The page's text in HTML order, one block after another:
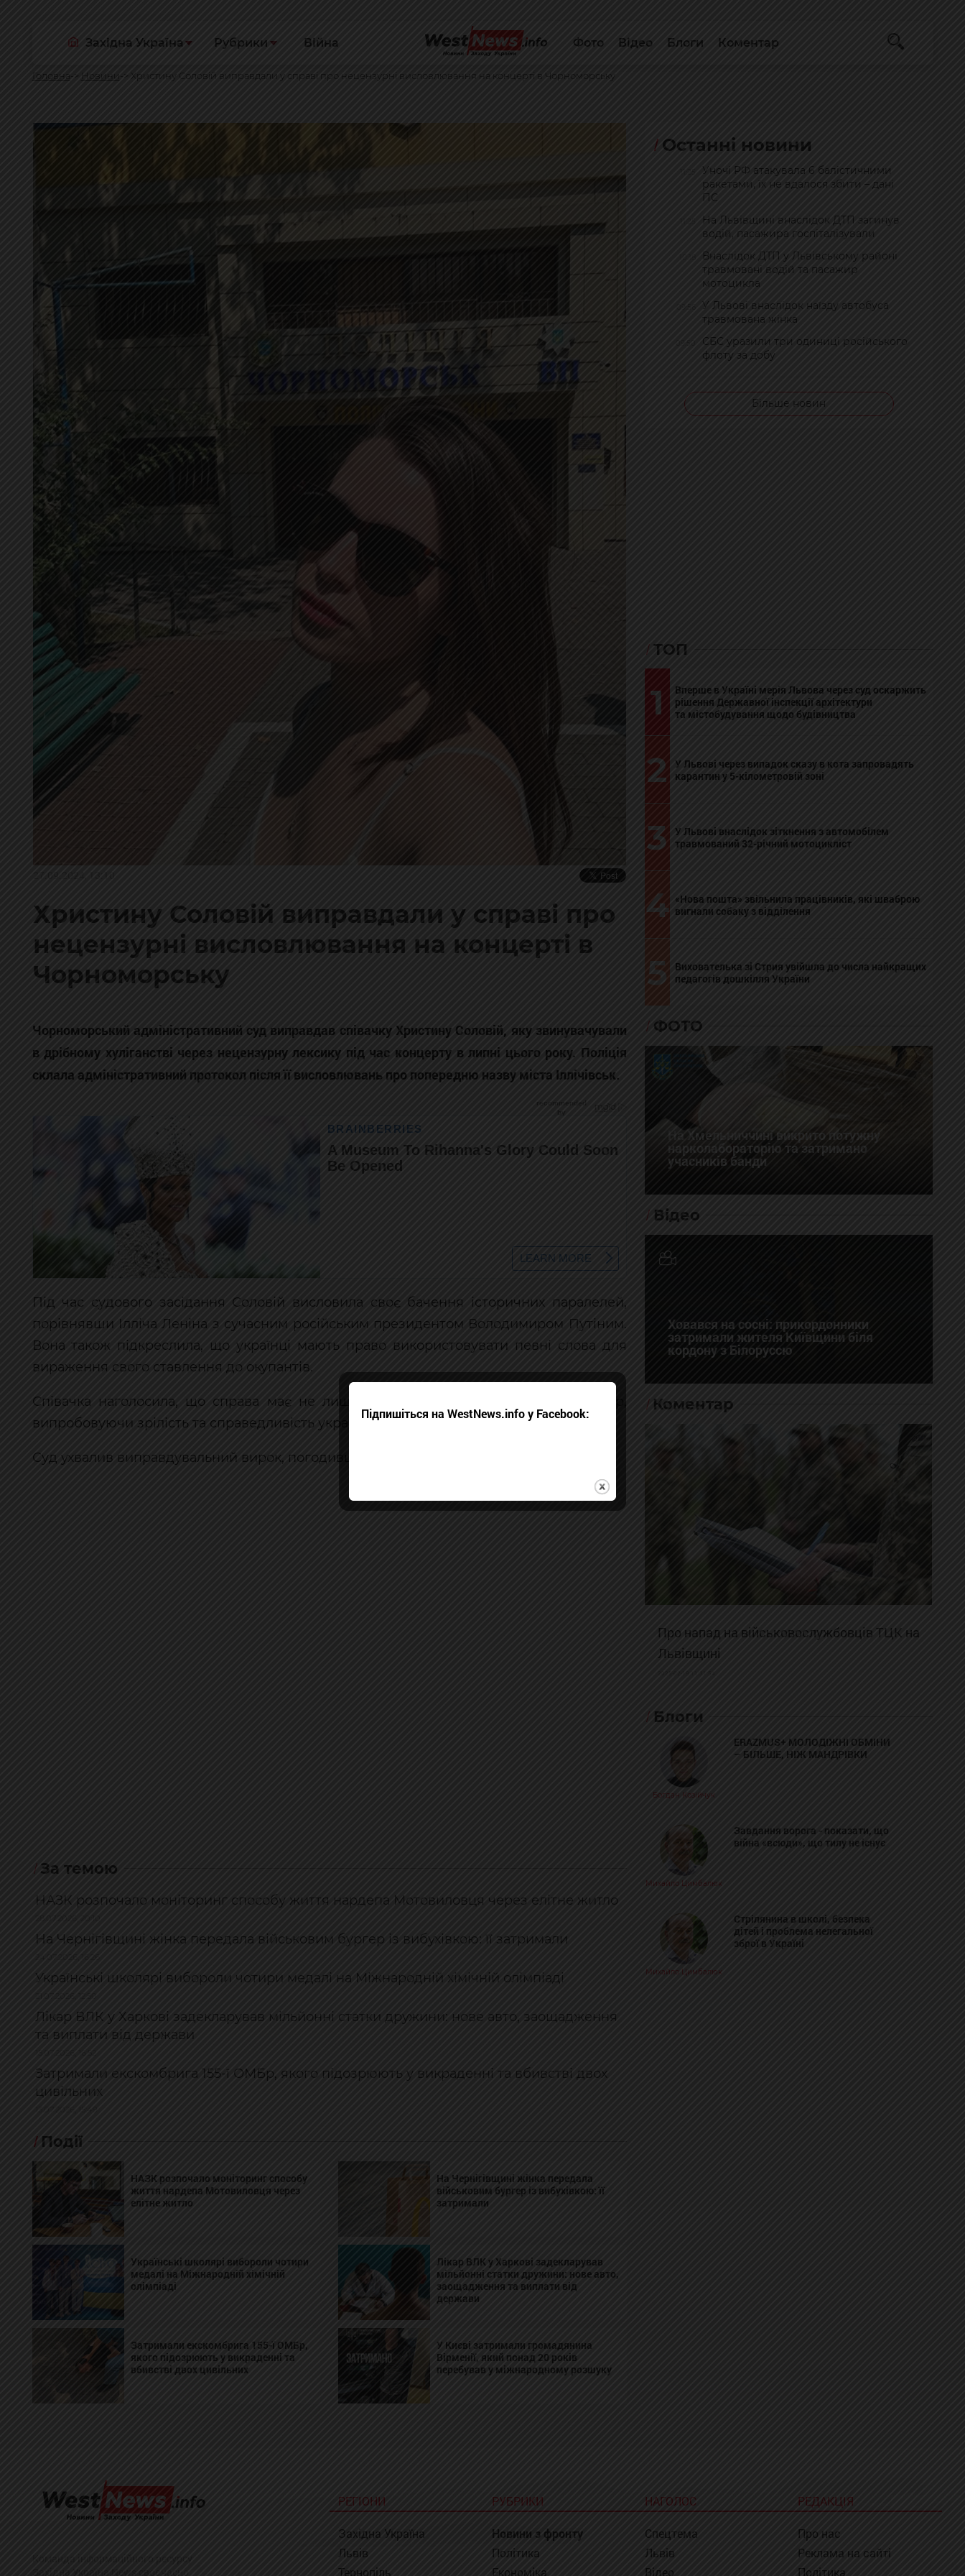
Західна Україна Рубрики Війна Фото Відео Блоги Коментар
Головна Новини Христину Соловій виправдали у справі про нецензурні висловлювання на концерті в Чорноморську
Христину Соловій виправдали у справі про
нецензурні висловлювання на концерті в
Чорноморську
Чорноморський адміністративний суд виправдав співачку Христину Соловій, яку звинувачували
в дрібному хуліганстві через нецензурну лексику під час концерту в липні цього року. Поліція
склала адміністративний протокол після її висловлювань про попередню назву міста Іллічівськ.
Під час судового засідання Соловій висловила своє бачення історичних паралелей,
порівнявши Ілліча Леніна з сучасним російським президентом Володимиром Путіним.
Вона також підкреслила, що українці мають право використовувати певні слова для
вираження свого ставлення до окупантів.
Співачка наголосила, що справа має не лише юридичний, але й суспільний вимір,
випробовуючи зрілість та справедливість українського суспільства.
Суд ухвалив виправдувальний вирок, погодившись з аргументами сторони захисту.
За темою
НАЗК розпочало моніторинг способу життя нардепа Мотовиловця через елітне житло
На Чернігівщині жінка передала військовим бургер із вибухівкою: її затримали
Українські школярі вибороли чотири медалі на Міжнародній хімічній олімпіаді
Лікар ВЛК у Харкові задекларував мільйонні статки дружини: нове авто, заощадження
та виплати від держави
Затримали екскомбрига 155-ї ОМБр, якого підозрюють у викраденні та вбивстві двох
цивільних
Події
НАЗК розпочало моніторинг способу
життя нардепа Мотовиловця через
елітне житло
На Чернігівщині жінка передала
військовим бургер із вибухівкою: її
затримали
Українські школярі вибороли чотири
медалі на Міжнародній хімічній
олімпіаді
Лікар ВЛК у Харкові задекларував
мільйонні статки дружини: нове авто,
заощадження та виплати від
держави
Затримали екскомбрига 155-ї ОМБр,
якого підозрюють у викраденні та
вбивстві двох цивільних
У Києві затримали громадянина
Вірменії, який понад 20 років
перебував у міжнародному розшуку
Останні новини
Уночі РФ атакувала 6 балістичними
ракетами, їх не вдалося збити – дані
ПС
На Львівщині внаслідок ДТП загинув
водій, пасажира госпіталізували
Внаслідок ДТП у Львівському районі
травмовані водій та пасажир
мотоцикла
У Львові внаслідок наїзду автобуса
травмована жінка
СБС уразили три одиниці російського
флоту за добу
Більше новин
ТОП
1
Вперше в Україні мерія Львова через суд оскаржить
рішення Державної інспекції архітектури
та містобудування щодо будівництва
2
У Львові через випадок сказу в кота запровадять
карантин у 5-кілометровій зоні
3
У Львові внаслідок зіткнення з автомобілем
травмований 32-річний мотоцикліст
4 «Нова пошта» звільнила працівників, які шваброю
вигнали собаку з відділення
5
Вихователька зі Стрия увійшла до числа найкращих
педагогів дошкілля України
ФОТО
На Хмельниччині викрито потужну
нарколабораторію та затримано
учасників банди
Відео
Ховався на сосні: прикордонники
затримали жителя Київщини біля
кордону з Білоруссю
Коментар
Про напад на військовослужбовців ТЦК на
Львівщині
Блоги
Богдан Козійчук
ERAZMUS+ МОЛОДІЖНІ ОБМІНИ
– БІЛЬШЕ, НІЖ МАНДРІВКИ
Михайло Цимбалюк
Завдання ворога - показати, що
війна «всюди», що тилу не існує
Михайло Цимбалюк
Стрілянина в школі, безпека
дітей і проблема нелегальної
зброї в Україні
РЕГІОНИ
Західна Україна
Львів
Тернопіль
РУБРИКИ
Новини з фронту
Політика
Економіка
НАГОЛОС
Спецтема
Львів
Відео
РЕДАКЦІЯ
Про нас
Реклама на сайті
Політика
Підпишіться на WestNews.info у Facebook: